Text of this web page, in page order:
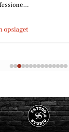
opslaget